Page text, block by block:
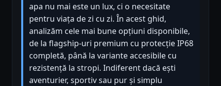
apa nu mai este un lux, ci o necesitate
pentru viața de zi cu zi. În acest ghid,
analizăm cele mai bune opțiuni disponibile,
de la flagship-uri premium cu protecție IP68
completă, până la variante accesibile cu
rezistență la stropi. Indiferent dacă ești
aventurier, sportiv sau pur și simplu